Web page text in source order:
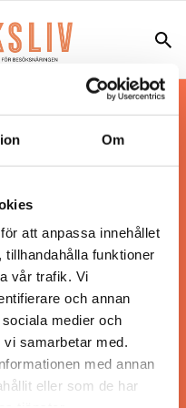
Om
att anpassa innehållet
funktioner
vår trafik. Vi
och annan
medier och
samarbetar med.
med annan
eller som de har
mest uppdaterade
besöksnäringen.
är ett affärsmagasin
avVisita